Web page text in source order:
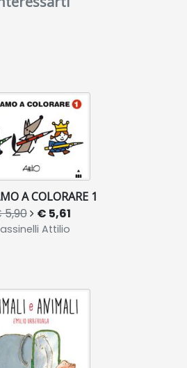
A COLORARE 1
€ 5,61
Attilio